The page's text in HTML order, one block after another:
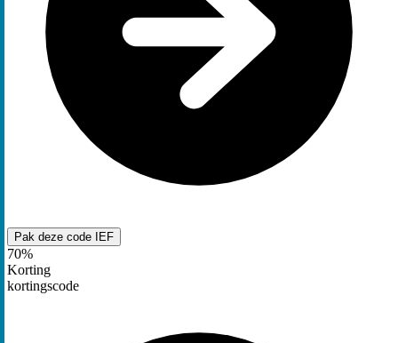
Pak deze code IEF
70%
Korting
kortingscode